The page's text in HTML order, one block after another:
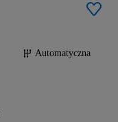
Automatyczna